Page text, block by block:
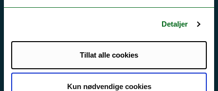
Detaljer
Tillat alle cookies
Kun nødvendige cookies
Sikkerhet, beredskap og personvern
Tilgjengelighetserklæring
Kontakt UiT